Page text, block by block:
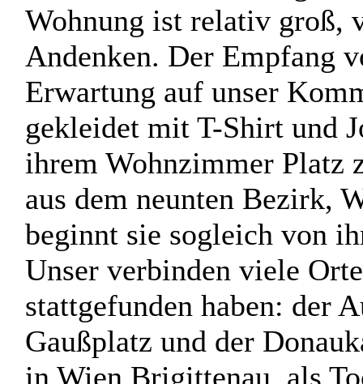
Wohnung ist relativ groß,
Andenken. Der Empfang
Erwartung auf unser
gekleidet mit T-Shirt und
ihrem Wohnzimmer Platz
aus dem neunten Bezirk,
beginnt sie sogleich von
Unser verbinden viele
stattgefunden haben: der
Gaußplatz und der
in Wien Brigittenau, als